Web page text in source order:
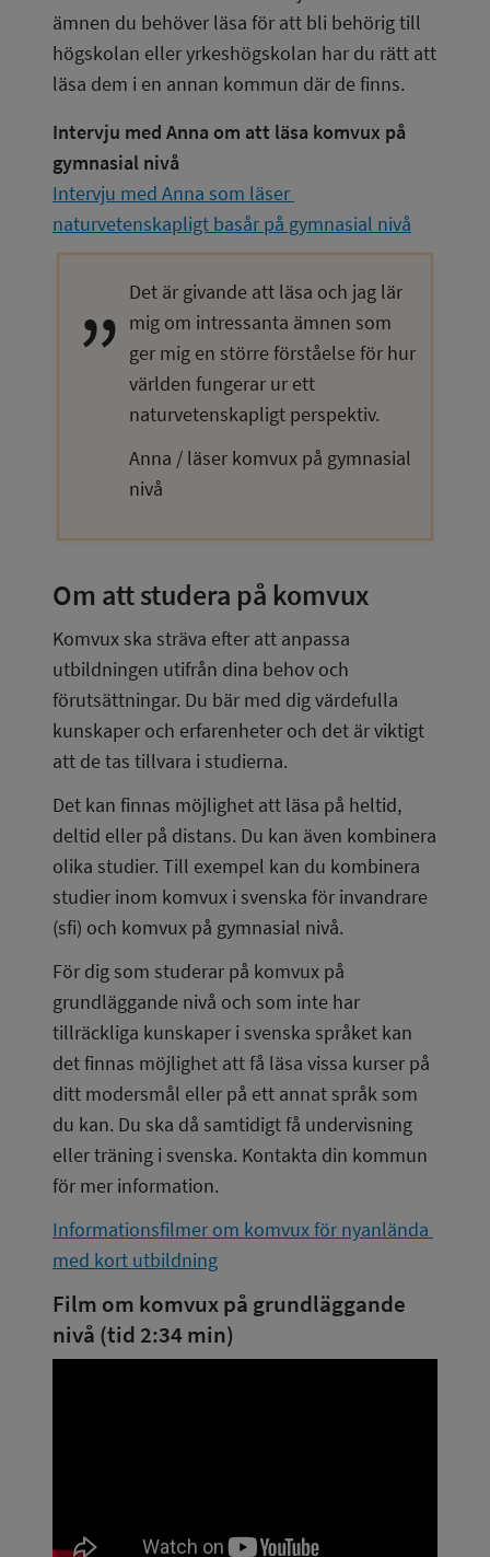
ämnen du behöver läsa för att bli behörig till
högskolan eller yrkeshögskolan har du rätt att
läsa dem i en annan kommun där de finns.
Intervju med Anna om att läsa komvux på
gymnasial nivå
Intervju med Anna som läser
naturvetenskapligt basår på gymnasial nivå
Det är givande att läsa och jag lär
mig om intressanta ämnen som
ger mig en större förståelse för hur
världen fungerar ur ett
naturvetenskapligt perspektiv.
Anna / läser komvux på gymnasial
nivå
Om att studera på komvux
Komvux ska sträva efter att anpassa
utbildningen utifrån dina behov och
förutsättningar. Du bär med dig värdefulla
kunskaper och erfarenheter och det är viktigt
att de tas tillvara i studierna.
Det kan finnas möjlighet att läsa på heltid,
deltid eller på distans. Du kan även kombinera
olika studier. Till exempel kan du kombinera
studier inom komvux i svenska för invandrare
(sfi) och komvux på gymnasial nivå.
För dig som studerar på komvux på
grundläggande nivå och som inte har
tillräckliga kunskaper i svenska språket kan
det finnas möjlighet att få läsa vissa kurser på
ditt modersmål eller på ett annat språk som
du kan. Du ska då samtidigt få undervisning
eller träning i svenska. Kontakta din kommun
för mer information.
Informationsfilmer om komvux för nyanlända
med kort utbildning
Film om komvux på grundläggande
nivå (tid 2:34 min)